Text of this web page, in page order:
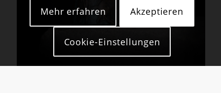
Mehr erfahren Akzeptieren
Cookie-Einstellungen